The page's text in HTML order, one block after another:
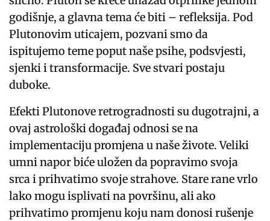
godišnje, a glavna tema će biti – refleksija. Pod
Plutonovim uticajem, pozvani smo da
ispitujemo teme poput naše psihe, podsvjesti,
sjenki i transformacije. Sve stvari postaju
duboke.
Efekti Plutonove retrogradnosti su dugotrajni, a
ovaj astrološki događaj odnosi se na
implementaciju promjena u naše živote. Veliki
umni napor biće uložen da popravimo svoja
srca i prihvatimo svoje strahove. Stare rane vrlo
lako mogu isplivati na površinu, ali ako
prihvatimo promjenu koju nam donosi rušenje